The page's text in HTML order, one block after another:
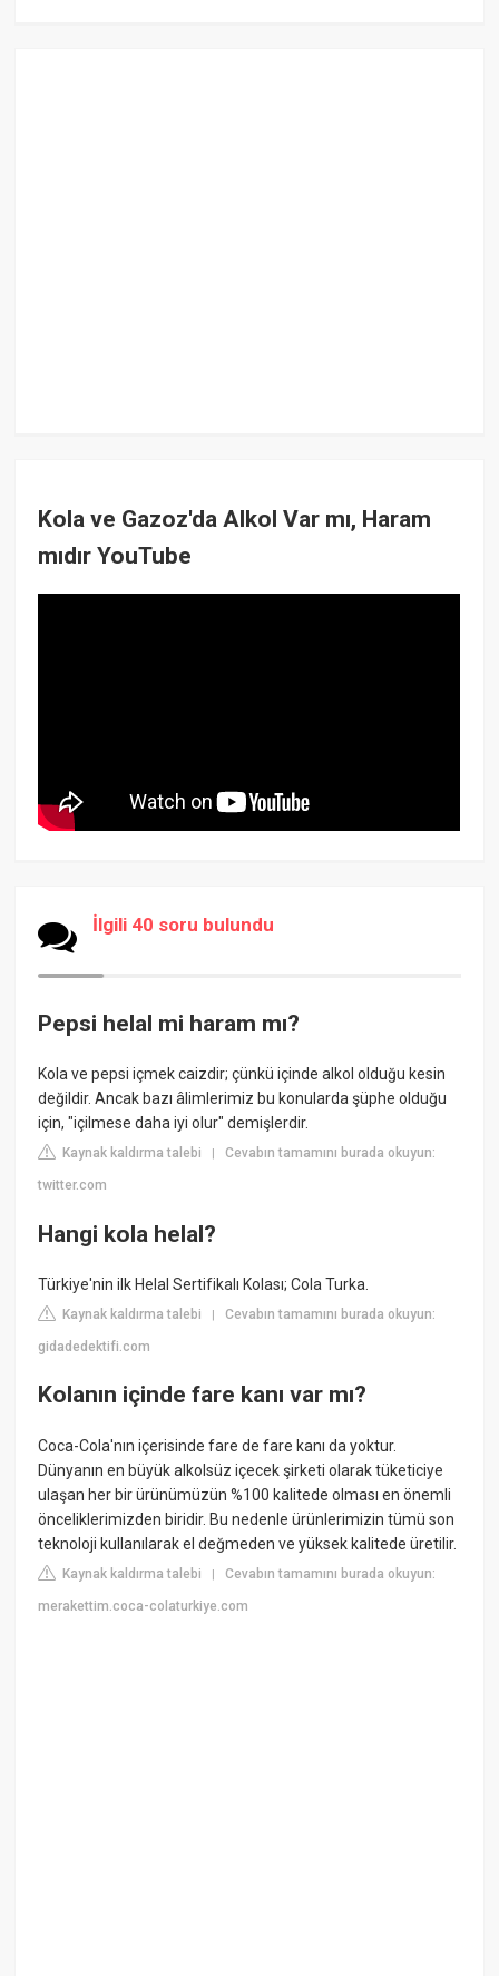
Kola ve Gazoz'da Alkol Var mı, Haram
mıdır YouTube
İlgili 40 soru bulundu
Pepsi helal mi haram mı?
Kola ve pepsi içmek caizdir; çünkü içinde alkol olduğu kesin
değildir. Ancak bazı âlimlerimiz bu konularda şüphe olduğu
için, "içilmese daha iyi olur" demişlerdir.
Kaynak kaldırma talebi |Cevabın tamamını burada okuyun:
twitter.com
Hangi kola helal?
Türkiye'nin ilk Helal Sertifikalı Kolası; Cola Turka.
Kaynak kaldırma talebi |Cevabın tamamını burada okuyun:
gidadedektifi.com
Kolanın içinde fare kanı var mı?
Coca-Cola'nın içerisinde fare de fare kanı da yoktur.
Dünyanın en büyük alkolsüz içecek şirketi olarak tüketiciye
ulaşan her bir ürünümüzün %100 kalitede olması en önemli
önceliklerimizden biridir. Bu nedenle ürünlerimizin tümü son
teknoloji kullanılarak el değmeden ve yüksek kalitede üretilir.
Kaynak kaldırma talebi |Cevabın tamamını burada okuyun:
merakettim.coca-colaturkiye.com